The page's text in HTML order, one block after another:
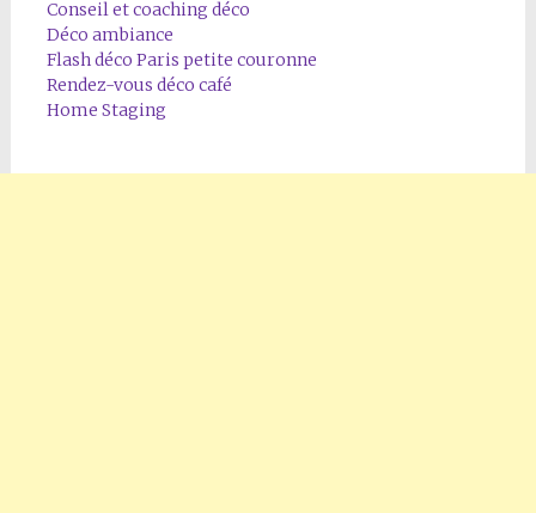
Conseil et coaching déco
Déco ambiance
Flash déco Paris petite couronne
Rendez-vous déco café
Home Staging